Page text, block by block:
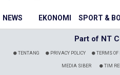
NEWS EKONOMI SPORT &
Part of NT
TENTANG PRIVACY POLICY TERMS OF
MEDIA SIBER TIM